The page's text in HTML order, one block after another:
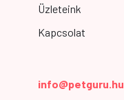
Üzleteink
Kapcsolat
info@petguru.hu